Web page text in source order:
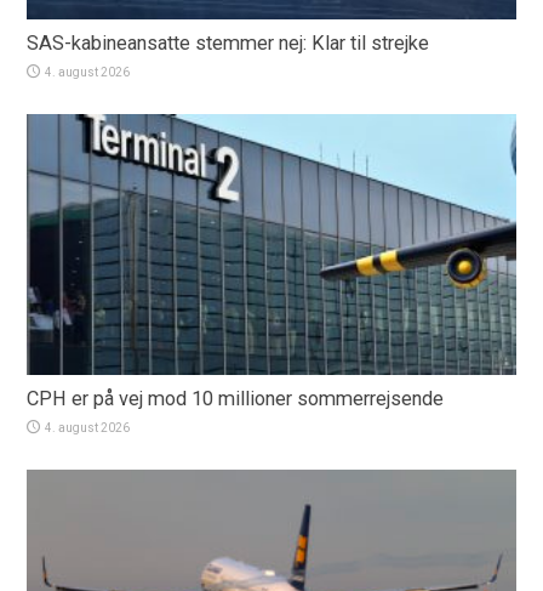
SAS-kabineansatte stemmer nej: Klar til strejke
4. august 2026
CPH er på vej mod 10 millioner sommerrejsende
4. august 2026